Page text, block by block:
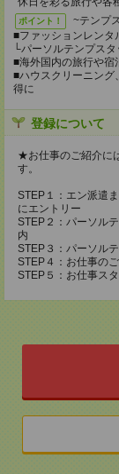
ポイント！
~テンプ
■ファッションレンタ
└パーソルテンプスタ
■海外国内の旅行や宿
■ハウスクリーニング
得に
登録について
★お仕事のご紹介に
す。
STEP１：エン派遣
にエントリー
STEP２：パーソル
内
STEP３：パーソル
STEP４：お仕事の
STEP５：お仕事スタ